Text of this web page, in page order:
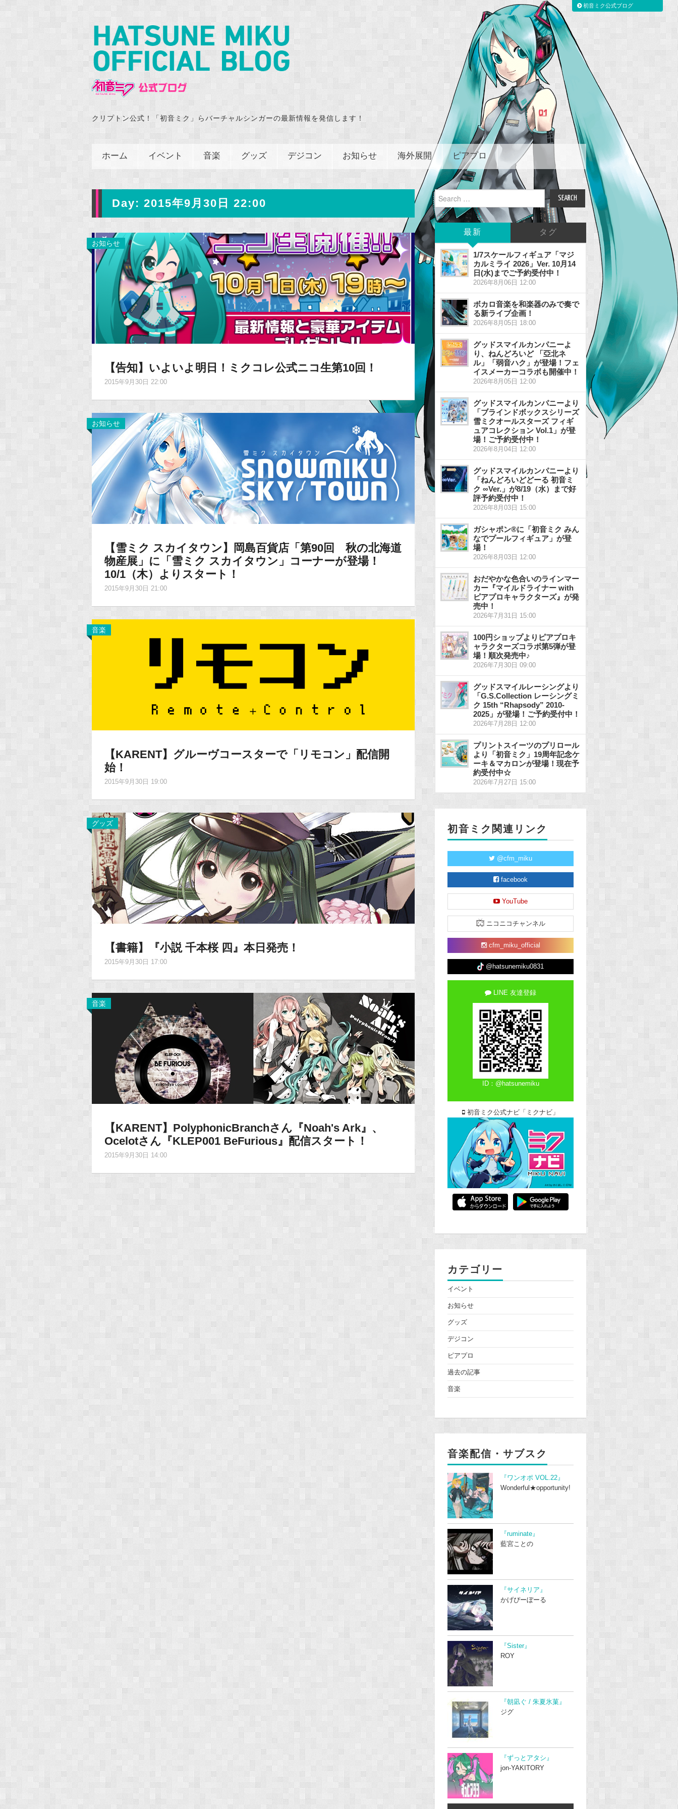
クリプトン公式！「初音ミク」らバーチャルシンガーの最新情報を発信します！
ホーム イベント 音楽 グッズ デジコン お知らせ 海外展開 ピアプロ
Day: 2015年9月30日 22:00
お知らせ
【告知】いよいよ明日！ミクコレ公式ニコ生第10回！
2015年9月30日 22:00
お知らせ
【雪ミク スカイタウン】岡島百貨店「第90回 秋の北海道
物産展」に「雪ミク スカイタウン」コーナーが登場！
10/1（木）よりスタート！
2015年9月30日 21:00
音楽
【KARENT】グルーヴコースターで「リモコン」配信開
始！
2015年9月30日 19:00
グッズ
【書籍】『小説 千本桜 四』本日発売！
2015年9月30日 17:00
音楽
【KARENT】PolyphonicBranchさん『Noah's Ark』、
Ocelotさん『KLEP001 BeFurious』配信スタート！
2015年9月30日 14:00
Search
for:
最新 タグ
1/7スケールフィギュア「マジ
カルミライ 2026」Ver. 10月14
日(水)までご予約受付中！
2026年8月06日 12:00
ボカロ音楽を和楽器のみで奏で
る新ライブ企画！
2026年8月05日 18:00
グッドスマイルカンパニーよ
り、ねんどろいど 「亞北ネ
ル」「弱音ハク」が登場！フェ
イスメーカーコラボも開催中！
2026年8月05日 12:00
グッドスマイルカンパニーより
「ブラインドボックスシリーズ
雪ミクオールスターズ フィギ
ュアコレクション Vol.1」が登
場！ご予約受付中！
2026年8月04日 12:00
グッドスマイルカンパニーより
「ねんどろいどどーる 初音ミ
ク ∞Ver.」が8/19（水）まで好
評予約受付中！
2026年8月03日 15:00
ガシャポン®に「初音ミク みん
なでプールフィギュア」が登
場！
2026年8月03日 12:00
おだやかな色合いのラインマー
カー『マイルドライナー with
ピアプロキャラクターズ』が発
売中！
2026年7月31日 15:00
100円ショップよりピアプロキ
ャラクターズコラボ第5弾が登
場！順次発売中♪
2026年7月30日 09:00
グッドスマイルレーシングより
「G.S.Collection レーシングミ
ク 15th “Rhapsody” 2010-
2025」が登場！ご予約受付中！
2026年7月28日 12:00
プリントスイーツのプリロール
より「初音ミク」19周年記念ケ
ーキ＆マカロンが登場！現在予
約受付中☆
2026年7月27日 15:00
初音ミク関連リンク
@cfm_miku
facebook
YouTube
ニコニコチャンネル
cfm_miku_official
@hatsunemiku0831
LINE 友達登録
ID：@hatsunemiku
初音ミク公式ナビ「ミクナビ」
カテゴリー
イベント
お知らせ
グッズ
デジコン
ピアプロ
過去の記事
音楽
音楽配信・サブスク
『ワンオポ VOL.22』
Wonderful★opportunity!
『ruminate』
藍宮ことの
『サイネリア』
かげぴーぼーる
『Sister』
ROY
『朝凪ぐ / 朱夏氷菓』
ジグ
『ずっとアタシ』
jon-YAKITORY
初音ミク公式ブログ